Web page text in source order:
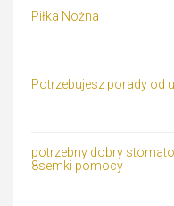
Piłka Nożna
Potrzebujesz porady od
potrzebny dobry
8semki pomocy